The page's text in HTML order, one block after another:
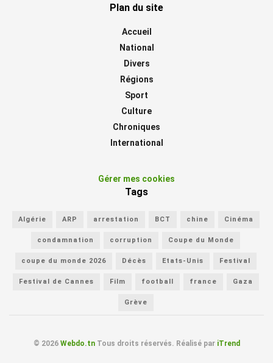
Plan du site
Accueil
National
Divers
Régions
Sport
Culture
Chroniques
International
Gérer mes cookies
Tags
Algérie ARP arrestation BCT chine Cinéma
condamnation corruption Coupe du Monde
coupe du monde 2026 Décès Etats-Unis Festival
Festival de Cannes Film football france Gaza
Grève
© 2026 Webdo.tnTous droits réservés. Réalisé par iTrend